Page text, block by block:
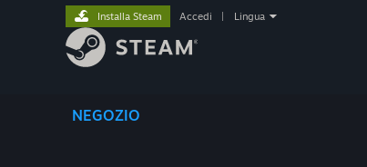
NEGOZIO
Installa Steam Accedi Lingua